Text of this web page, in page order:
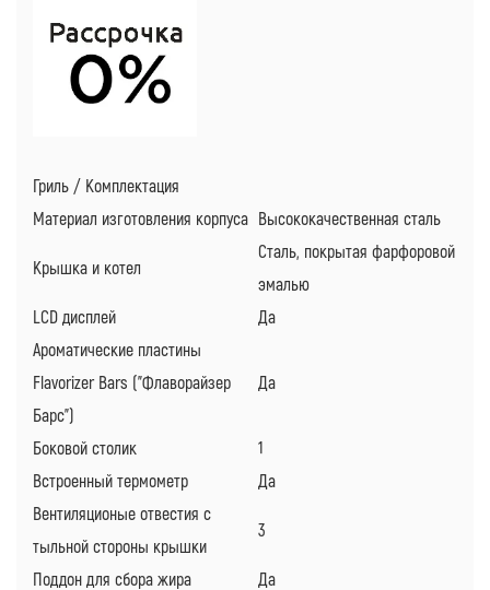
Гриль / Комплектация
Материал изготовления корпуса Высококачественная сталь
Крышка и котел
Сталь, покрытая фарфоровой
эмалью
LCD дисплей
Да
Ароматические пластины
Flavorizer Bars ("Флаворайзер
Барс")
Да
Боковой столик
1
Встроенный термометр
Да
Вентиляционые отвестия с
тыльной стороны крышки
3
Поддон для сбора жира
Да